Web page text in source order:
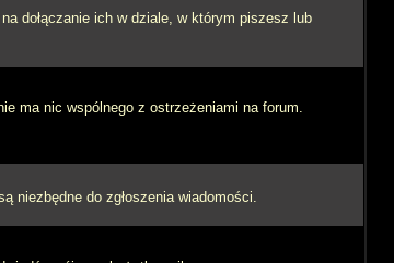
dołączanie ich w dziale, w którym piszesz lub
ma nic wspólnego z ostrzeżeniami na forum.
niezbędne do zgłoszenia wiadomości.